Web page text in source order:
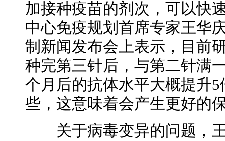
加接种疫苗的剂次，可以快
中心免疫规划首席专家王华
制新闻发布会上表示，目前
种完第三针后，与第二针满
个月后的抗体水平大概提升
些，这意味着会产生更好的
关于病毒变异的问题，王